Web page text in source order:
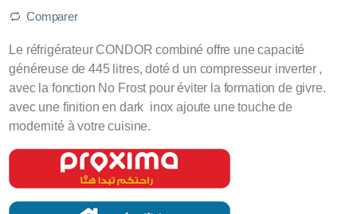
Comparer
Le réfrigérateur CONDOR combiné offre une capacité
généreuse de 445 litres, doté d un compresseur inverter ,
avec la fonction No Frost pour éviter la formation de givre.
avec une finition en dark inox ajoute une touche de
modernité à votre cuisine.